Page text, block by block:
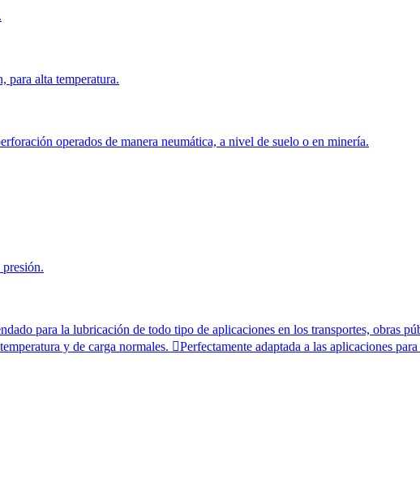
para alta temperatura.
operados de manera neumática, a nivel de suelo o en minería.
para la lubricación de todo tipo de aplicaciones en los transportes, obras
y de carga normales. Perfectamente adaptada a las aplicaciones